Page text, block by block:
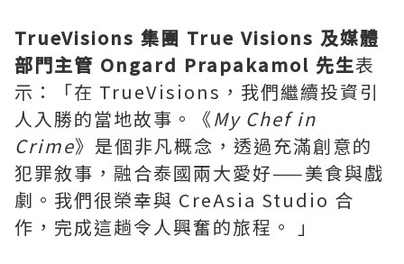
TrueVisions 集團 True Visions 及媒體
部門主管 Ongard Prapakamol 先生表
示：「在 TrueVisions，我們繼續投資引
人入勝的當地故事。《My Chef in
Crime》是個非凡概念，透過充滿創意的
犯罪敘事，融合泰國兩大愛好——美食與戲
劇。我們很榮幸與 CreAsia Studio 合
作，完成這趟令人興奮的旅程。 」